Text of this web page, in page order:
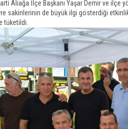
Aliağa İlçe Başkanı Yaşar Demir ve ilçe
sakinlerinin de büyük ilgi gösterdiği
tüketildi.